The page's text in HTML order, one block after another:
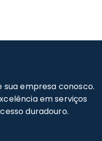
sua empresa conosco.
em serviços
duradouro.